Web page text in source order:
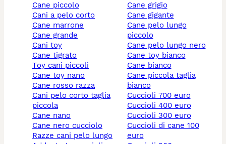
cane piccolo
cani a pelo corto
cane marrone
cane grande
cani toy
cane tigrato
toy cani piccoli
cane toy nano
cane rosso razza
cani pelo corto taglia
piccola
cane nano
cane nero cucciolo
razze cani pelo lungo
cane grigio
cane gigante
cane pelo lungo
piccolo
cane pelo lungo nero
cane toy bianco
cane bianco
cane piccola taglia
bianco
cuccioli 700 euro
cuccioli 400 euro
cuccioli 300 euro
cuccioli di cane 100
euro